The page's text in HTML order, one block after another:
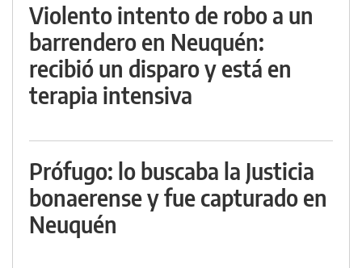
Violento intento de robo a un
barrendero en Neuquén:
recibió un disparo y está en
terapia intensiva
Prófugo: lo buscaba la Justicia
bonaerense y fue capturado en
Neuquén